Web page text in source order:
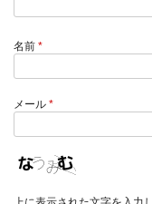
名前 *
メール *